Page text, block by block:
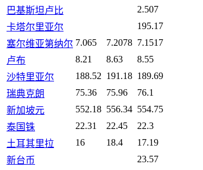
巴基斯坦卢比
2.507
卡塔尔里亚尔
195.17
塞尔维亚第纳尔 7.065 7.2078 7.1517
卢布
8.21 8.63
8.55
沙特里亚尔
188.52 191.18 189.69
瑞典克朗
75.36 75.96
76.1
新加坡元
552.18 556.34 554.75
泰国铢
22.31 22.45
22.3
土耳其里拉
16 18.4
17.19
新台币
23.57